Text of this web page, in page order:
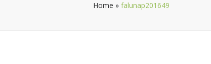
Home » falunap201649